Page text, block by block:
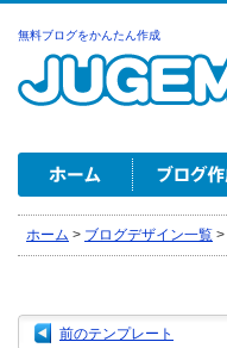
無料ブログをかんたん作成
ホーム > ブログデザイン一覧 >
前のテンプレート